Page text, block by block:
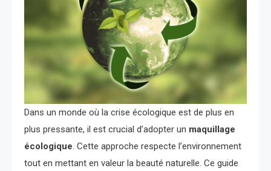
Dans un monde où la crise écologique est de plus en
plus pressante, il est crucial d’adopter un maquillage
écologique. Cette approche respecte l’environnement
tout en mettant en valeur la beauté naturelle. Ce guide